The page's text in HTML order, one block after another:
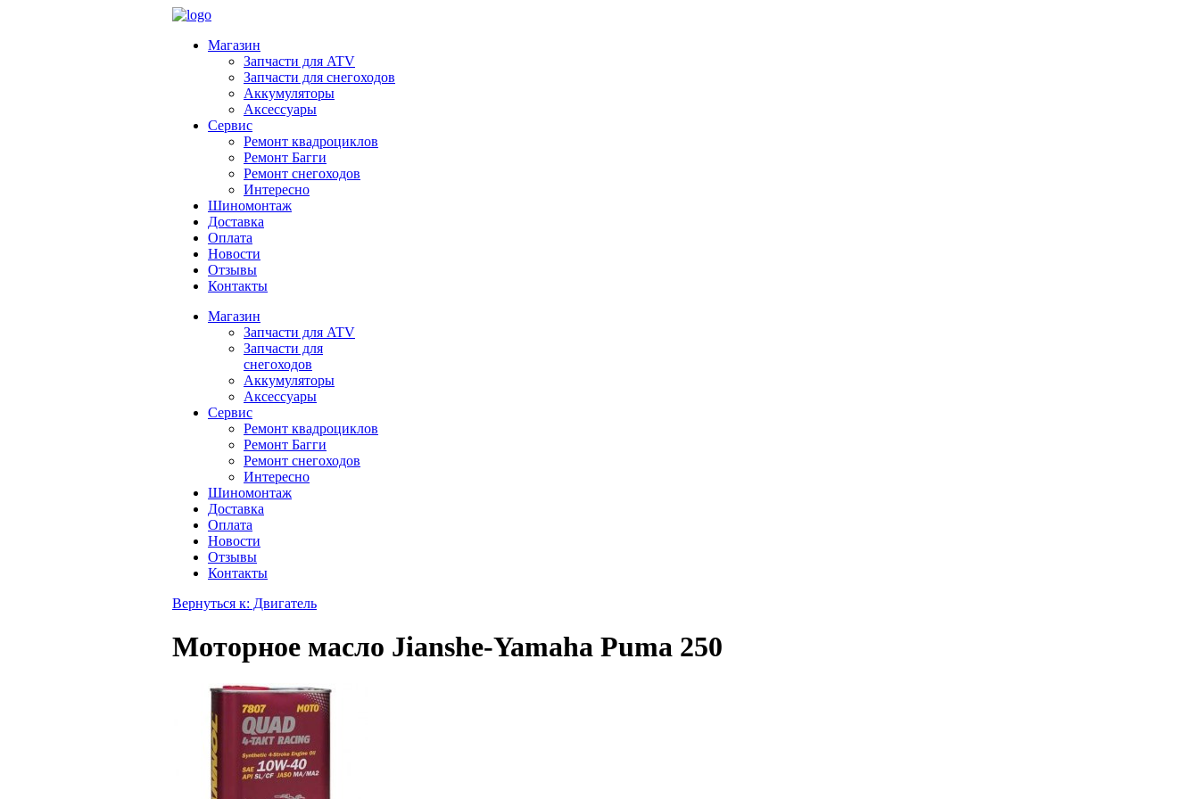
Магазин
Запчасти для ATV
Запчасти для снегоходов
Аккумуляторы
Аксессуары
Сервис
Ремонт квадроциклов
Ремонт Багги
Ремонт снегоходов
Интересно
Шиномонтаж
Доставка
Оплата
Новости
Отзывы
Контакты
Магазин
Запчасти для ATV
Запчасти для
снегоходов
Аккумуляторы
Аксессуары
Сервис
Ремонт квадроциклов
Ремонт Багги
Ремонт снегоходов
Интересно
Шиномонтаж
Доставка
Оплата
Новости
Отзывы
Контакты
Вернуться к: Двигатель
Моторное масло Jianshe-Yamaha Puma 250